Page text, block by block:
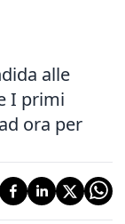
alle
I primi
ora per